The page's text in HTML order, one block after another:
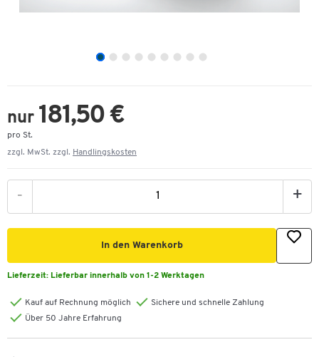
nur 181,50 €
pro St.
zzgl. MwSt. zzgl. Handlingskosten
- +
In den Warenkorb
Lieferzeit: Lieferbar innerhalb von 1-2 Werktagen
Kauf auf Rechnung möglich
Sichere und schnelle Zahlung
Über 50 Jahre Erfahrung